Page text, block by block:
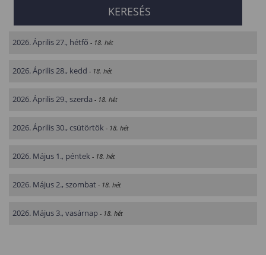
2026. Április 27., hétfő - 18. hét
2026. Április 28., kedd - 18. hét
2026. Április 29., szerda - 18. hét
2026. Április 30., csütörtök - 18. hét
2026. Május 1., péntek - 18. hét
2026. Május 2., szombat - 18. hét
2026. Május 3., vasárnap - 18. hét